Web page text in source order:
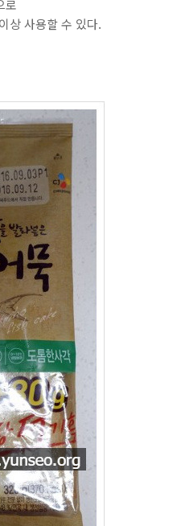
로
상 사용할 수 있다.